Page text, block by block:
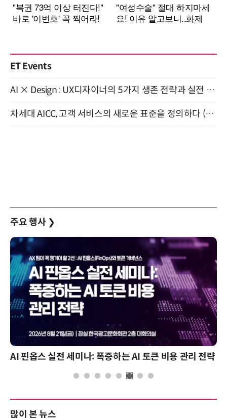
ET Events
AI × Design : UX디자이너의 5가지 생존 전략과 실전 대응 8월 28일 개최
차세대 AICC, 고객 서비스의 새로운 표준을 정의하다 (9/9)
주요 행사 ❯
AI 핀옵스 실전 세미나: 폭증하는 AI 토큰 비용 관리 전략
많이 본 뉴스